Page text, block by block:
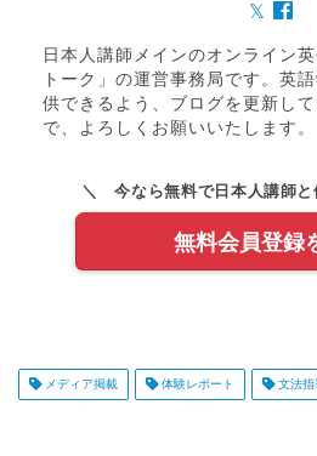
日本人講師メインのオンライン
トーク」の運営事務局です。英
供できるよう、ブログを更新し
で、よろしくお願いいたします。
＼ 今なら無料で日本人講師
無料会員登録
メディア掲載 体験レポート 文法指